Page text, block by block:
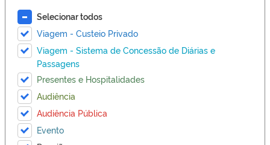
Selecionar todos
Viagem - Custeio Privado
Viagem - Sistema de Concessão de Diárias e
Passagens
Presentes e Hospitalidades
Audiência
Audiência Pública
Evento